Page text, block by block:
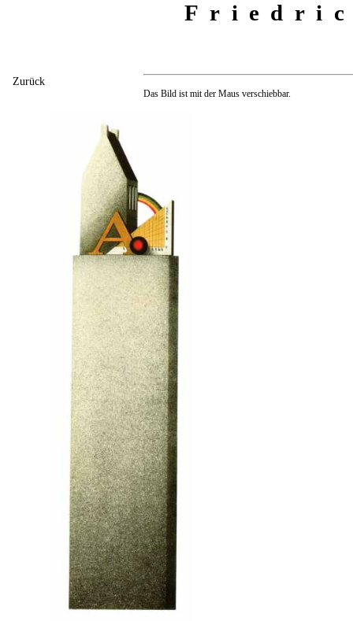
Das Bild ist mit der Maus verschiebbar.
Zurück